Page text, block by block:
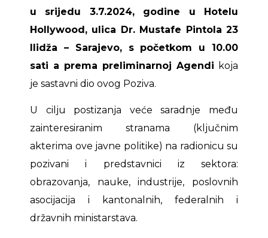
u srijedu 3.7.2024, godine u Hotelu
Hollywood, ulica Dr. Mustafe Pintola 23
Ilidža – Sarajevo, s početkom u 10.00
sati a prema preliminarnoj Agendi koja
je sastavni dio ovog Poziva.
U cilju postizanja veće saradnje među
zainteresiranim stranama (ključnim
akterima ove javne politike) na radionicu su
pozivani i predstavnici iz sektora:
obrazovanja, nauke, industrije, poslovnih
asocijacija i kantonalnih, federalnih i
državnih ministarstava.